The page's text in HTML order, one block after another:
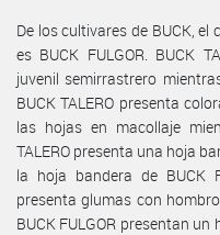
De los cultivares de BUCK, el
es BUCK FULGOR. BUCK
juvenil semirrastrero
BUCK TALERO presenta
las hojas en macollaje
TALERO presenta una hoja
la hoja bandera de BUCK
presenta glumas con
BUCK FULGOR presentan un